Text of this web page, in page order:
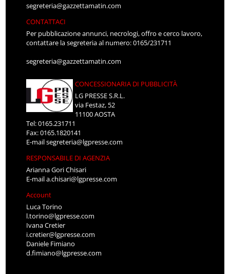
segreteria@gazzettamatin.com
CONTATTACI
Per pubblicazione annunci, necrologi, offro e cerco lavoro,
contattare la segreteria al numero: 0165/231711
segreteria@gazzettamatin.com
CONCESSIONARIA DI PUBBLICITÀ
LG PRESSE S.R.L.
via Festaz, 52
11100 AOSTA
Tel: 0165.231711
Fax: 0165.1820141
E-mailsegreteria@lgpresse.com
RESPONSABILE DI AGENZIA
Arianna Gori Chisari
E-maila.chisari@lgpresse.com
Account
Luca Torino
l.torino@lgpresse.com
Ivana Cretier
i.cretier@lgpresse.com
Daniele Fimiano
d.fimiano@lgpresse.com